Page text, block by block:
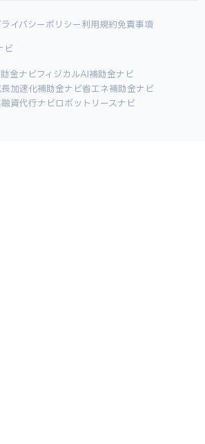
ライバシーポリシー 利用規約免責事項
ビ
金ナビ フィジカルAI補助金ナビ
長加速化補助金ナビ省エネ補助金ナビ
融資代行ナビ ロボットリースナビ